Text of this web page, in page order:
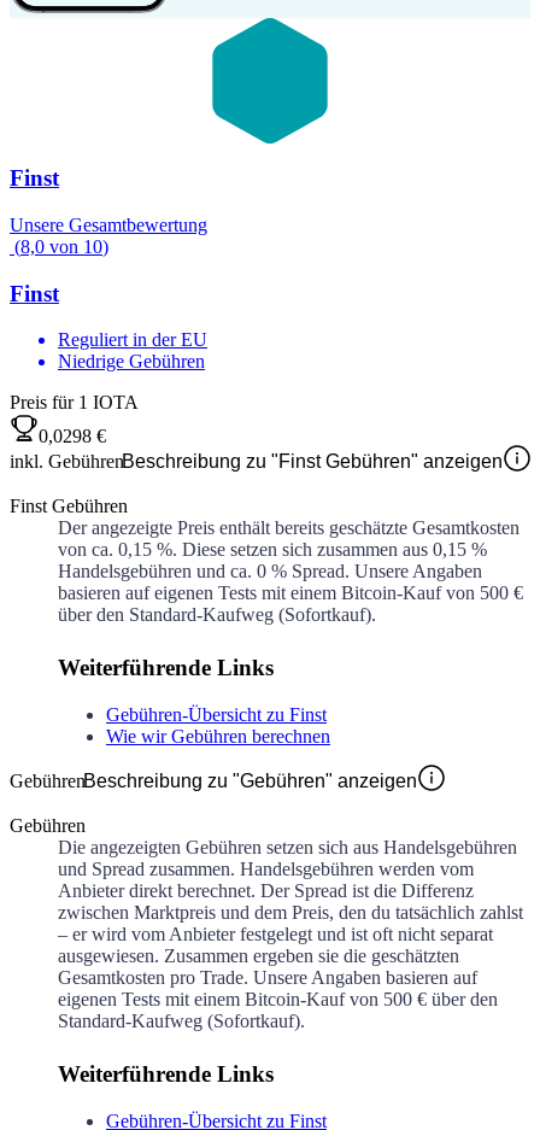
Finst
Unsere Gesamtbewertung
(8,0 von 10)
Finst
Reguliert in der EU
Niedrige Gebühren
Preis für 1 IOTA
0,0298 €
inkl. GebührenBeschreibung zu "Finst Gebühren" anzeigen
Finst Gebühren
Der angezeigte Preis enthält bereits geschätzte Gesamtkosten
von ca. 0,15 %. Diese setzen sich zusammen aus 0,15 %
Handelsgebühren und ca. 0 % Spread. Unsere Angaben
basieren auf eigenen Tests mit einem Bitcoin-Kauf von 500 €
über den Standard-Kaufweg (Sofortkauf).
Weiterführende Links
Gebühren-Übersicht zu Finst
Wie wir Gebühren berechnen
GebührenBeschreibung zu "Gebühren" anzeigen
Gebühren
Die angezeigten Gebühren setzen sich aus Handelsgebühren
und Spread zusammen. Handelsgebühren werden vom
Anbieter direkt berechnet. Der Spread ist die Differenz
zwischen Marktpreis und dem Preis, den du tatsächlich zahlst
– er wird vom Anbieter festgelegt und ist oft nicht separat
ausgewiesen. Zusammen ergeben sie die geschätzten
Gesamtkosten pro Trade. Unsere Angaben basieren auf
eigenen Tests mit einem Bitcoin-Kauf von 500 € über den
Standard-Kaufweg (Sofortkauf).
Weiterführende Links
Gebühren-Übersicht zu Finst